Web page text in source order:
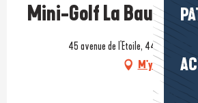
Mini-Golf La Baule
45 avenue de l'Etoile, 44500 La
M'y rendre